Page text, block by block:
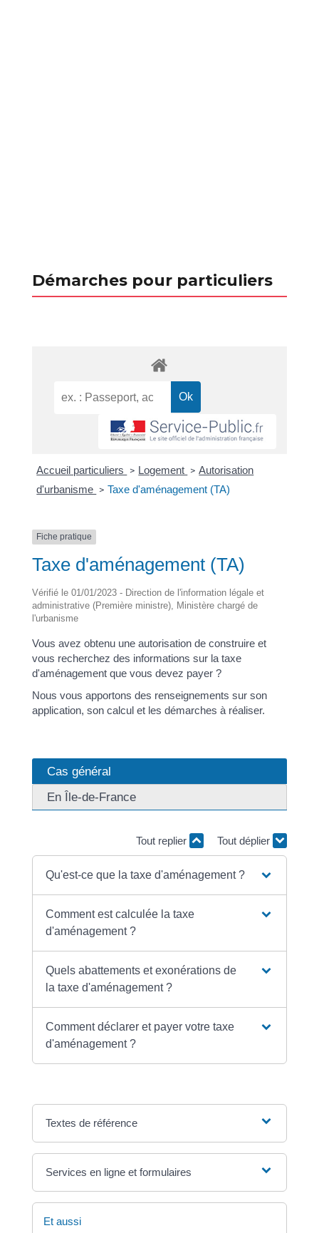
Démarches pour particuliers
Accueil particuliers > Logement > Autorisation
d'urbanisme > Taxe d'aménagement (TA)
Fiche pratique
Taxe d'aménagement (TA)
Vérifié le 01/01/2023 - Direction de l'information légale et
administrative (Première ministre), Ministère chargé de
l'urbanisme
Vous avez obtenu une autorisation de construire et
vous recherchez des informations sur la taxe
d'aménagement que vous devez payer ?
Nous vous apportons des renseignements sur son
application, son calcul et les démarches à réaliser.
Cas général
En Île-de-France
Tout replier Tout déplier
Qu'est-ce que la taxe d'aménagement ?
Comment est calculée la taxe
d'aménagement ?
Quels abattements et exonérations de
la taxe d'aménagement ?
Comment déclarer et payer votre taxe
d'aménagement ?
Textes de référence
Services en ligne et formulaires
Et aussi